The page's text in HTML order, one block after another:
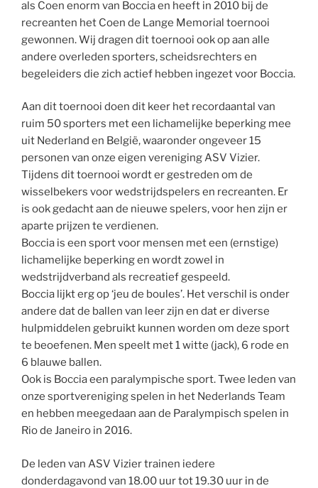
als Coen enorm van Boccia en heeft in 2010 bij de
recreanten het Coen de Lange Memorial toernooi
gewonnen. Wij dragen dit toernooi ook op aan alle
andere overleden sporters, scheidsrechters en
begeleiders die zich actief hebben ingezet voor Boccia.
Aan dit toernooi doen dit keer het recordaantal van
ruim 50 sporters met een lichamelijke beperking mee
uit Nederland en België, waaronder ongeveer 15
personen van onze eigen vereniging ASV Vizier.
Tijdens dit toernooi wordt er gestreden om de
wisselbekers voor wedstrijdspelers en recreanten. Er
is ook gedacht aan de nieuwe spelers, voor hen zijn er
aparte prijzen te verdienen.
Boccia is een sport voor mensen met een (ernstige)
lichamelijke beperking en wordt zowel in
wedstrijdverband als recreatief gespeeld.
Boccia lijkt erg op ‘jeu de boules’. Het verschil is onder
andere dat de ballen van leer zijn en dat er diverse
hulpmiddelen gebruikt kunnen worden om deze sport
te beoefenen. Men speelt met 1 witte (jack), 6 rode en
6 blauwe ballen.
Ook is Boccia een paralympische sport. Twee leden van
onze sportvereniging spelen in het Nederlands Team
en hebben meegedaan aan de Paralympisch spelen in
Rio de Janeiro in 2016.
De leden van ASV Vizier trainen iedere
donderdagavond van 18.00 uur tot 19.30 uur in de